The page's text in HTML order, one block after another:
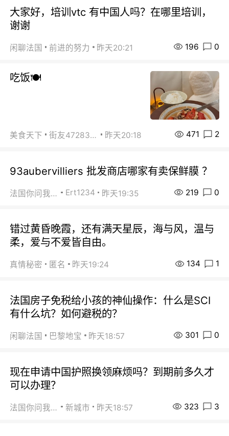
大家好，培训vtc 有中国人吗？在哪里培训，
谢谢
闲聊法国 前进的努力 昨天20:21 196 0
吃饭🍽️
美食天下 街友472838572 昨天20:18 471 2
93aubervilliers 批发商店哪家有卖保鲜膜 ？
法国你问我答 Ert1234 昨天19:35 219 0
错过黄昏晚霞，还有满天星辰，海与风，温与
柔，爱与不爱皆自由。
真情秘密 匿名 昨天19:24 134 1
法国房子免税给小孩的神仙操作：什么是SCI
有什么坑？如何避税的？
闲聊法国 巴黎地宝 昨天18:57 301 0
现在申请中国护照换领麻烦吗？到期前多久才
可以办理？
法国你问我答 新城市 昨天18:57 323 3